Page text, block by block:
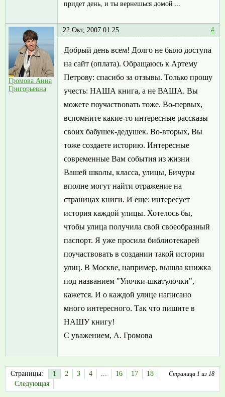
придет день, и ты вернешься домой ...
Громова Анна
Григорьевна
22 Окт, 2007 01:25 #
Добрый день всем! Долго не было доступа
на сайт (оплата). Обращаюсь к Артему
Петрову: спасибо за отзывы. Только прошу
учесть: НАША книга, а не ВАША. Вы
можете поучаствовать тоже. Во-первых,
вспомните какие-то интересные рассказы
своих бабушек-дедушек. Во-вторых, Вы
тоже создаете историю. Интересные
современные Вам события из жизни
Вашей школы, класса, улицы, Бичуры
вполне могут найти отражение на
страницах книги. И еще: интересует
история каждой улицы. Хотелось бы,
чтобы улица получила свой своеобразный
паспорт. Я уже просила библиотекарей
поучаствовать в создании такой истории
улиц. В Москве, например, вышла книжка
под названием "Улочки-шкатулочки",
кажется. И о каждой улице написано
много интересного. Так что пишите в
НАШУ книгу!
С уважением, А. Громова
Страница 1 из 18
Страницы: 1 2 3 4 ... 16 17
18
Следующая